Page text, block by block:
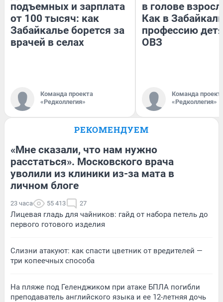
подъемных и зарплата
от 100 тысяч: как
Забайкалье борется за
врачей в селах
Команда проекта
«Редколлегия»
в голове
Как в
профессию
ОВЗ
Команда
«Редколлегия»
РЕКОМЕНДУЕМ
«Мне сказали, что нам нужно
расстаться». Московского врача
уволили из клиники из-за мата в
личном блоге
23 часа 55 413 27
Лицевая гладь для чайников: гайд от набора петель до
первого готового изделия
Слизни атакуют: как спасти цветник от вредителей —
три копеечных способа
На пляже под Геленджиком при атаке БПЛА погибли
преподаватель английского языка и ее 12-летняя дочь